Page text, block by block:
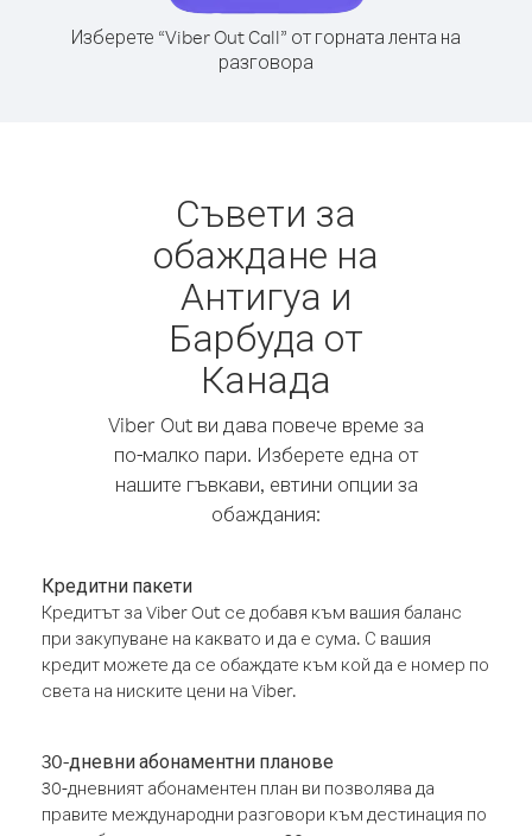
Изберете “Viber Out Call” от горната лента на
разговора
Съвети за
обаждане на
Антигуа и
Барбуда от
Канада
Viber Out ви дава повече време за
по-малко пари. Изберете една от
нашите гъвкави, евтини опции за
обаждания:
Кредитни пакети
Кредитът за Viber Out се добавя към вашия баланс
при закупуване на каквато и да е сума. С вашия
кредит можете да се обаждате към кой да е номер по
света на ниските цени на Viber.
30-дневни абонаментни планове
30-дневният абонаментен план ви позволява да
правите международни разговори към дестинация по